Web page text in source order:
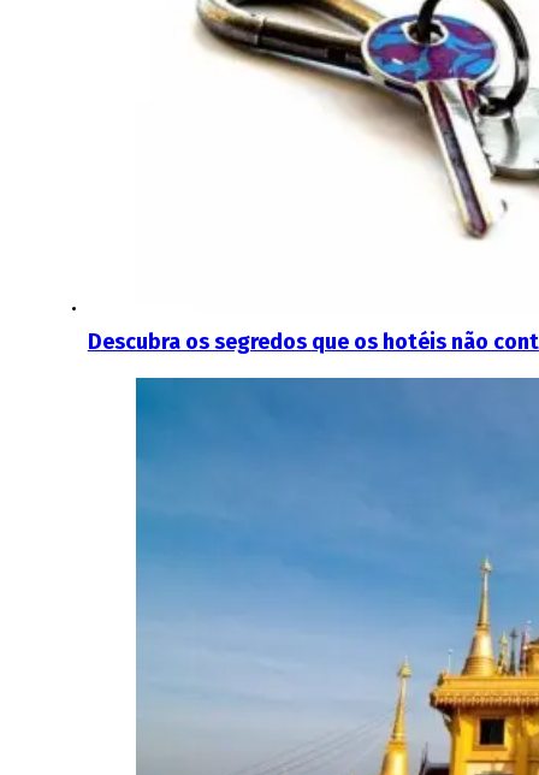
Descubra os segredos que os hotéis não